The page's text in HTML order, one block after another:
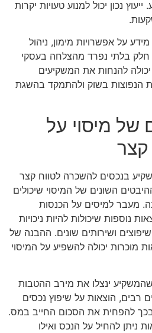
נכון יכול למנוע טעויות יקרות
על אפשרויות מימון, ניהול
חלק בלתי נפרד מהצלחה בעסקי
להנחות את המשקיעים
הנפוצות בשוק ולהתמקד בהשגת
של מיסוי על
בנכסים להשכרה לטווח קצר
השונים של המיסוי שיכולים
מעבר למיסים על הכנסות
נוספות שיכולות להיות ניכויות
ושירותים שונים. ההבנה של
מוכרות יכולה להשפיע על המיסוי
שהמשקיע ינצלו את מירב ההטבות
רבים, הוצאות על שיפוץ נכסים
ובכך להפחית את הסכום החייב במס.
ניתן להחיל על הנכס ואילו